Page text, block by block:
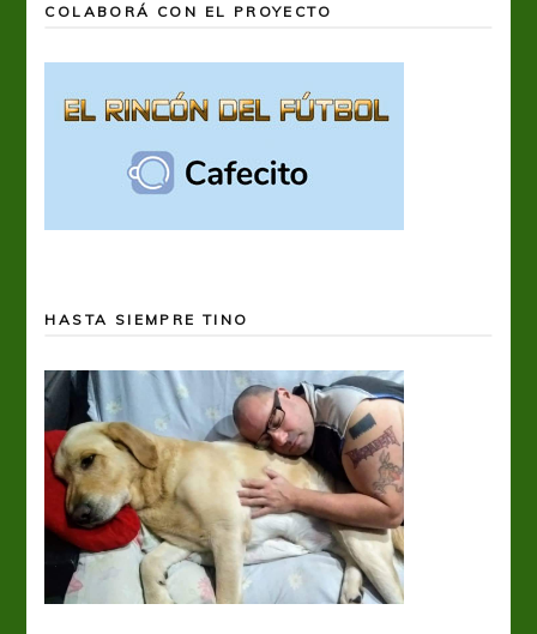
COLABORÁ CON EL PROYECTO
HASTA SIEMPRE TINO